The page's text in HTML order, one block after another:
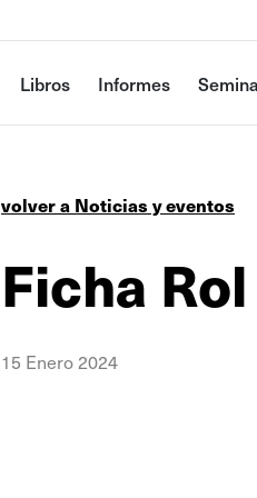
Libros Informes
volver a Noticias y eventos
Ficha
15 Enero 2024